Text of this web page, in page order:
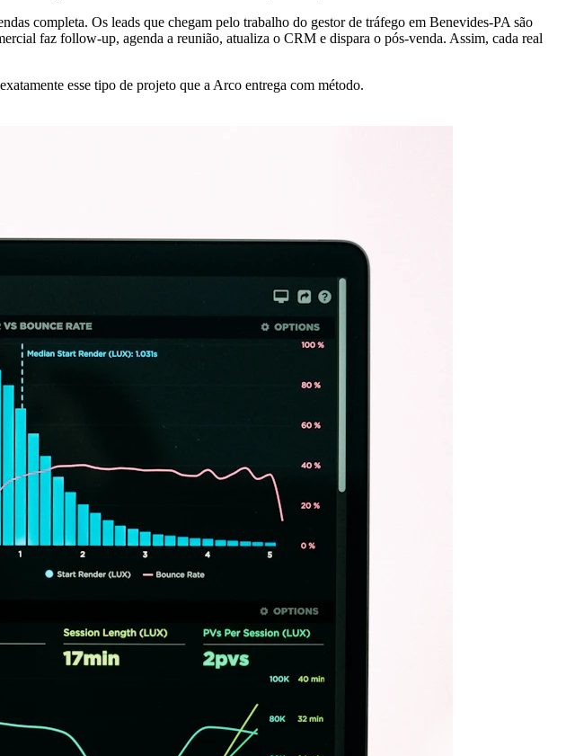
completa. Os leads que chegam pelo trabalho do gestor de tráfego em Benevides-PA são
faz follow-up, agenda a reunião, atualiza o CRM e dispara o pós-venda. Assim, cada real
esse tipo de projeto que a Arco entrega com método.